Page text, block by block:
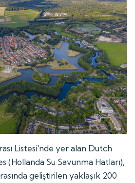
Listesi'nde yer alan Dutch
(Hollanda Su Savunma Hatları),
geliştirilen yaklaşık 200